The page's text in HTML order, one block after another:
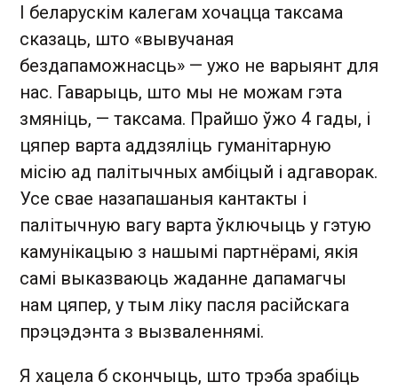
І беларускім калегам хочацца таксама
сказаць, што «вывучаная
бездапаможнасць» — ужо не варыянт для
нас. Гаварыць, што мы не можам гэта
змяніць, — таксама. Прайшо ўжо 4 гады, і
цяпер варта аддзяліць гуманітарную
місію ад палітычных амбіцый і адгаворак.
Усе свае назапашаныя кантакты і
палітычную вагу варта ўключыць у гэтую
камунікацыю з нашымі партнёрамі, якія
самі выказваюць жаданне дапамагчы
нам цяпер, у тым ліку пасля расійскага
прэцэдэнта з вызваленнямі.
Я хацела б скончыць, што трэба зрабіць